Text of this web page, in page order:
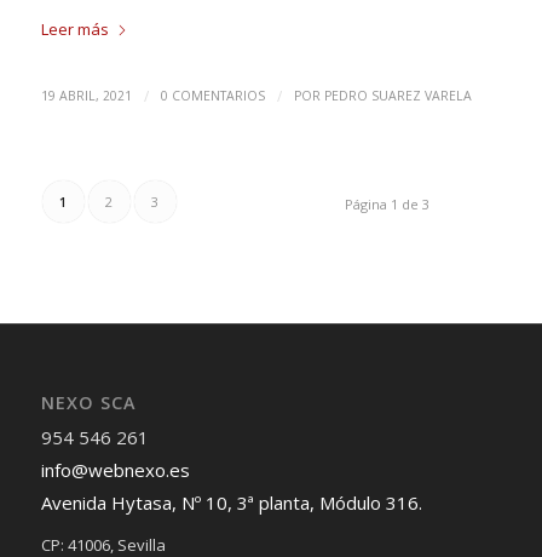
Leer más
19 ABRIL, 2021 / 0 COMENTARIOS / POR PEDRO SUAREZ VARELA
Página 1 de 3
1 2 3
NEXO SCA
954 546 261
info@webnexo.es
Avenida Hytasa, Nº 10, 3ª planta, Módulo 316.
CP: 41006, Sevilla